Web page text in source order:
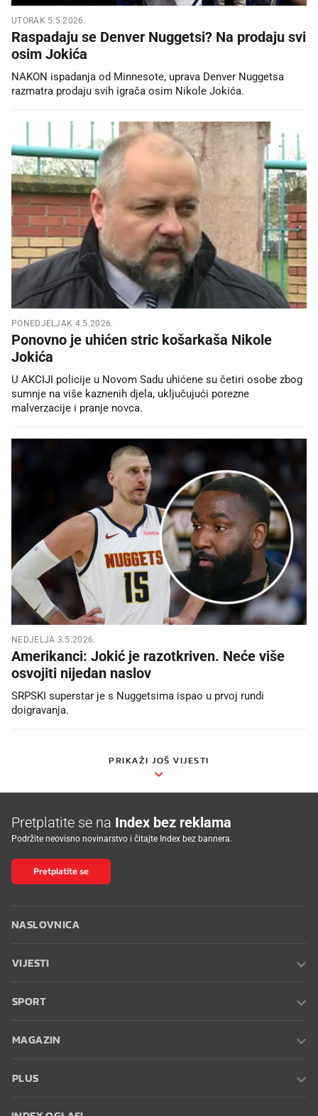
UTORAK 5.5.2026.
Raspadaju se Denver Nuggetsi? Na prodaju svi
osim Jokića
NAKON ispadanja od Minnesote, uprava Denver Nuggetsa
razmatra prodaju svih igrača osim Nikole Jokića.
PONEDJELJAK 4.5.2026.
Ponovno je uhićen stric košarkaša Nikole
Jokića
U AKCIJI policije u Novom Sadu uhićene su četiri osobe zbog
sumnje na više kaznenih djela, uključujući porezne
malverzacije i pranje novca.
NEDJELJA 3.5.2026.
Amerikanci: Jokić je razotkriven. Neće više
osvojiti nijedan naslov
SRPSKI superstar je s Nuggetsima ispao u prvoj rundi
doigravanja.
PRIKAŽI JOŠ VIJESTI
Pretplatite se na Index bez reklama
Podržite neovisno novinarstvo i čitajte Index bez bannera.
Pretplatite se
NASLOVNICA
VIJESTI
SPORT
MAGAZIN
PLUS